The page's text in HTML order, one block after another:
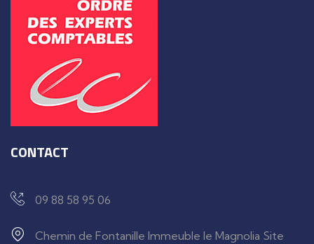
CONTACT
09 88 58 95 06
Chemin de Fontanille Immeuble le Magnolia Site